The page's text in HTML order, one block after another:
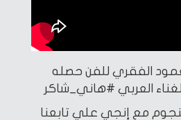
الفقري للفن حصله
العربي #هاني_شاكر
مع إنجي علي تابعنا